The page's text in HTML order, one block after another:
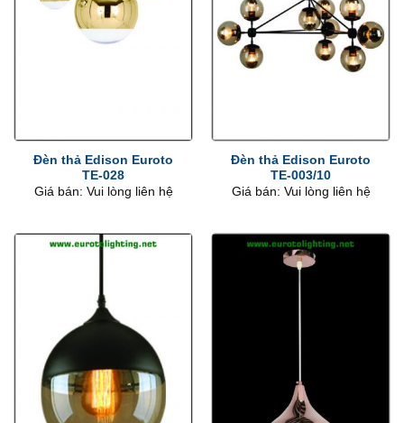
Đèn thả Edison Euroto
TE-028
Giá bán: Vui lòng liên hệ
Đèn thả Edison Euroto
TE-003/10
Giá bán: Vui lòng liên hệ